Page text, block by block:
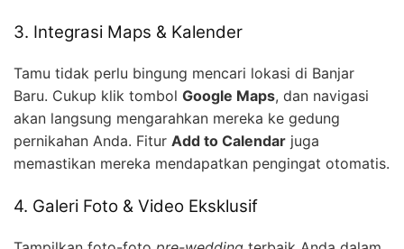
3. Integrasi Maps & Kalender
Tamu tidak perlu bingung mencari lokasi di Banjar
Baru. Cukup klik tombol Google Maps, dan navigasi
akan langsung mengarahkan mereka ke gedung
pernikahan Anda. Fitur Add to Calendar juga
memastikan mereka mendapatkan pengingat otomatis.
4. Galeri Foto & Video Eksklusif